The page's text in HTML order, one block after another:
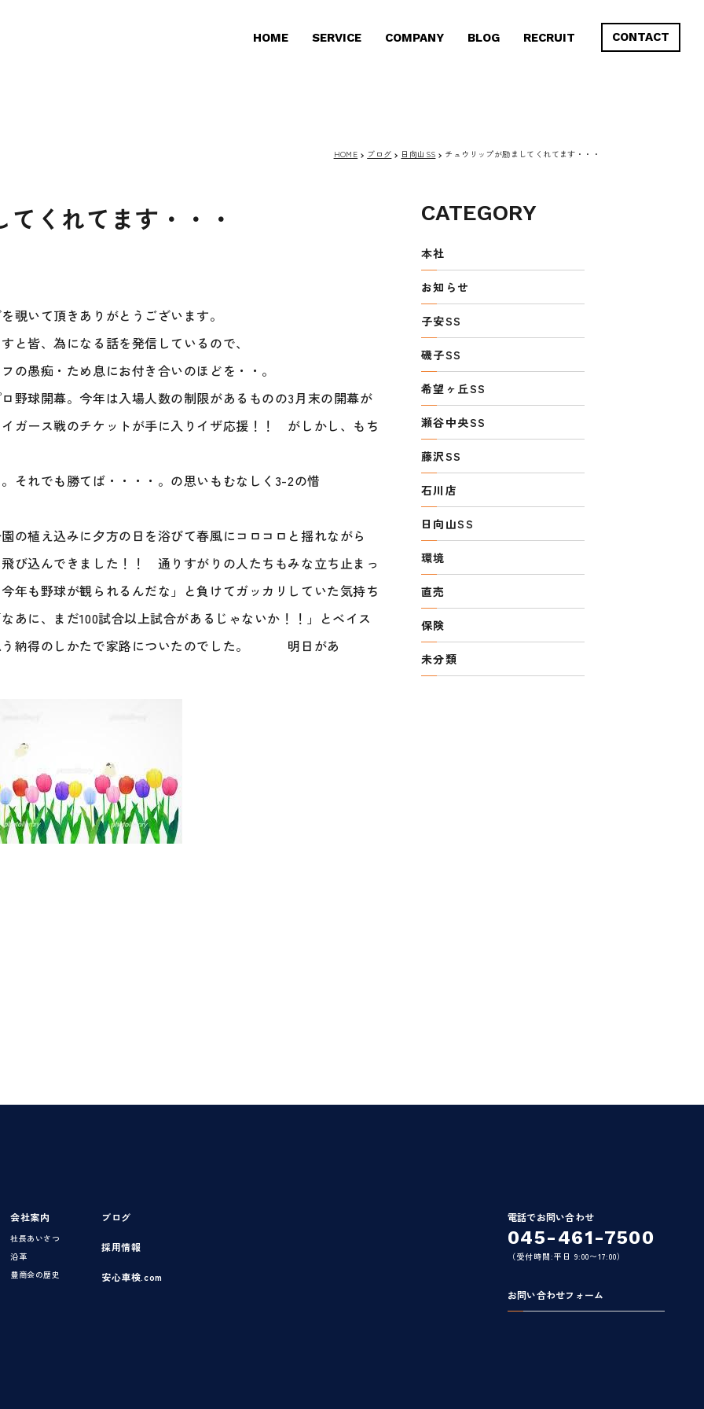
HOME SERVICE COMPANY BLOG RECRUIT CONTACT
HOME ブログ 日向山SS チュウリップが励ましてくれてます・・・
くれてます・・・
覗いて頂きありがとうございます。
と皆、為になる話を発信しているので、
の愚痴・ため息にお付き合いのほどを・・。
野球開幕。今年は入場人数の制限があるものの3月末の開幕が
ガース戦のチケットが手に入りイザ応援！！ がしかし、もち
それでも勝てば・・・・。の思いもむなしく3-2の惜
の植え込みに夕方の日を浴びて春風にコロコロと揺れながら
び込んできました！！ 通りすがりの人たちもみな立ち止まっ
年も野球が観られるんだな」と負けてガッカリしていた気持ち
あに、まだ100試合以上試合があるじゃないか！！」とベイス
納得のしかたで家路についたのでした。 明日があ
CATEGORY
本社
お知らせ
子安SS
磯子SS
希望ヶ丘SS
瀬谷中央SS
藤沢SS
石川店
日向山SS
環境
直売
保険
未分類
会社案内
社長あいさつ
沿革
豊商会の歴史
ブログ
採用情報
安心車検.com
電話でお問い合わせ
045-461-7500
（受付時間:平日 9:00〜17:00）
お問い合わせフォーム